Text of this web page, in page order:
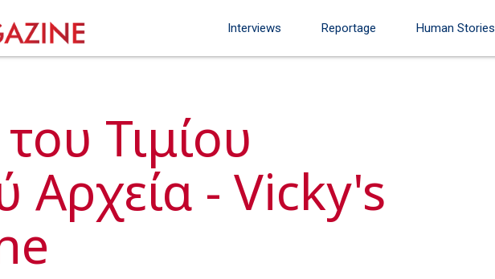
Interviews Reportage Human Stories
Τιμίου
Αρχεία - Vicky's